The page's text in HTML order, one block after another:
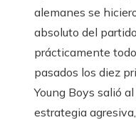
alemanes se
absoluto del
prácticamente
pasados ​​los diez
Young Boys salió
estrategia